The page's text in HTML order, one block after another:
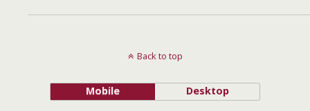
Back to top
Mobile Desktop